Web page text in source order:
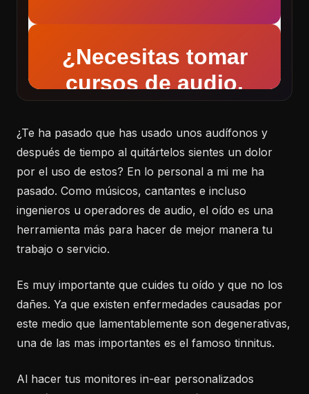
¿Te ha pasado que has usado unos audífonos y
después de tiempo al quitártelos sientes un dolor
por el uso de estos? En lo personal a mi me ha
pasado. Como músicos, cantantes e incluso
ingenieros u operadores de audio, el oído es una
herramienta más para hacer de mejor manera tu
trabajo o servicio.
Es muy importante que cuides tu oído y que no los
dañes. Ya que existen enfermedades causadas por
este medio que lamentablemente son degenerativas,
una de las mas importantes es el famoso tinnitus.
Al hacer tus monitores in-ear personalizados